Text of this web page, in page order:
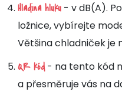
Hladina hluku - v dB(A).
ložnice, vybírejte
Většina chladniček je
QR kód- na tento kód
a přesměruje vás na